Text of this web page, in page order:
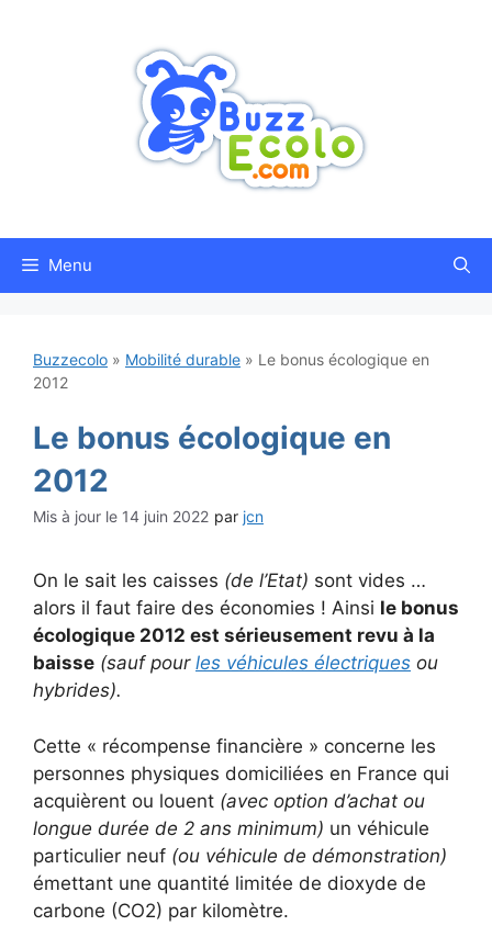
Menu
Buzzecolo » Mobilité durable » Le bonus écologique en
2012
Le bonus écologique en
2012
14 juin 2022 par jcn
On le sait les caisses (de l’Etat) sont vides …
alors il faut faire des économies ! Ainsi le bonus
écologique 2012 est sérieusement revu à la
baisse (sauf pour les véhicules électriques ou
hybrides).
Cette « récompense financière » concerne les
personnes physiques domiciliées en France qui
acquièrent ou louent (avec option d’achat ou
longue durée de 2 ans minimum) un véhicule
particulier neuf (ou véhicule de démonstration)
émettant une quantité limitée de dioxyde de
carbone (CO2) par kilomètre.